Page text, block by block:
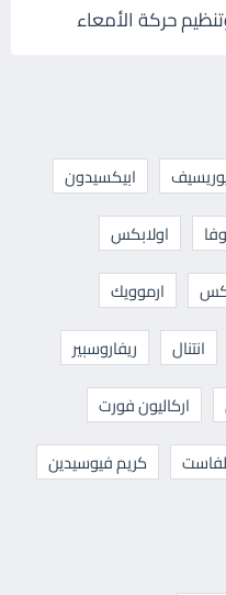
حركة الأمعاء
ابيكسيدون
اولابكس
ارموويك
انتنال
ريفاروسبير
اركاليون فورت
كريم فيوسيدين